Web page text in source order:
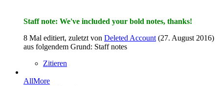
Staff note: We've included your bold notes, thanks!
8 Mal editiert, zuletzt von Deleted Account (27. August 2016)
aus folgendem Grund: Staff notes
Zitieren
AllMore